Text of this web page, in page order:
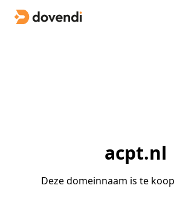
acpt.nl
Deze domeinnaam is te